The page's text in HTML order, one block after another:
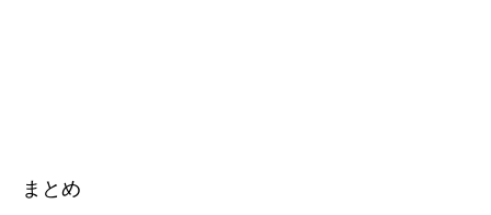
まとめ